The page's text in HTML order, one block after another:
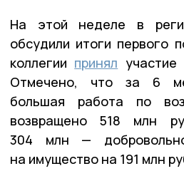
На этой неделе в
обсудили итоги первого
коллегии принял
Отмечено, что за 6
большая работа по
возвращено 518 млн
304 млн —
на имущество на 191 млн